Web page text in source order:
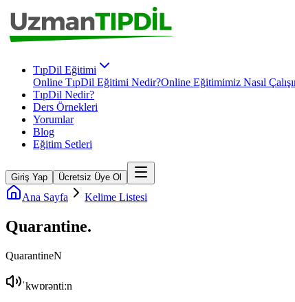
TıpDil Eğitimi
Online TıpDil Eğitimi Nedir?Online Eğitimimiz Nasıl
TıpDil Nedir?
Ders Örnekleri
Yorumlar
Blog
Eğitim Setleri
Giriş Yap Ücretsiz Üye Ol
Ana Sayfa Kelime Listesi
Quarantine.
QuarantineN
ˈkwɒrəntiːn